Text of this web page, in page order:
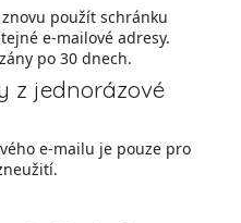
použít schránku
e-mailové adresy.
po 30 dnech.
z jednorázové
e-mailu je pouze pro